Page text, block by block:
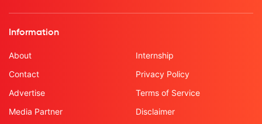
Information
About
Contact
Advertise
Media Partner
Internship
Privacy Policy
Terms of Service
Disclaimer